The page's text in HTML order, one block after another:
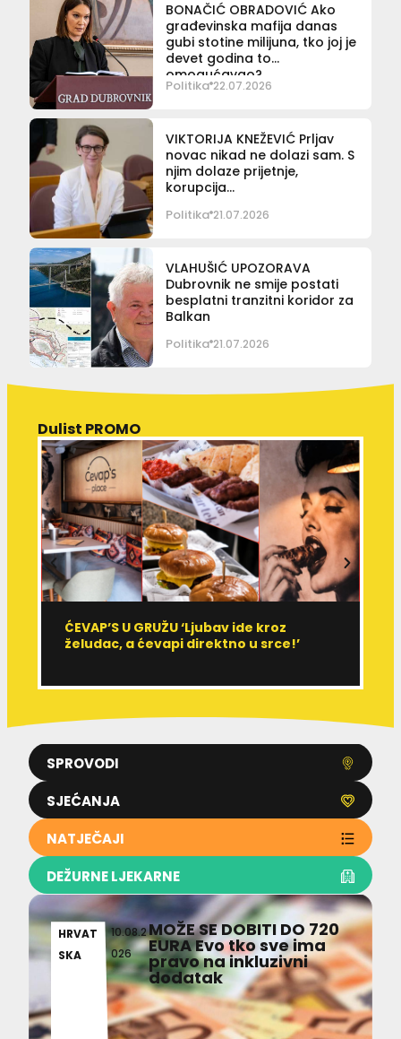
BONAČIĆ OBRADOVIĆ Ako
građevinska mafija danas
gubi stotine milijuna, tko joj je
devet godina to
omogućavao?
Politika 22.07.2026
VIKTORIJA KNEŽEVIĆ Prljav
novac nikad ne dolazi sam. S
njim dolaze prijetnje,
korupcija…
Politika 21.07.2026
VLAHUŠIĆ UPOZORAVA
Dubrovnik ne smije postati
besplatni tranzitni koridor za
Balkan
Politika 21.07.2026
SPROVODI
SJEĆANJA
NATJEČAJI
DEŽURNE LJEKARNE
Dulist PROMO
ĆEVAP’S U GRUŽU ‘Ljubav ide kroz
želudac, a ćevapi direktno u srce!’
HRVAT
SKA
10.08.2
026
MOŽE SE DOBITI DO 720
EURA Evo tko sve ima
pravo na inkluzivni
dodatak